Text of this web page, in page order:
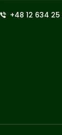
+48 12 634